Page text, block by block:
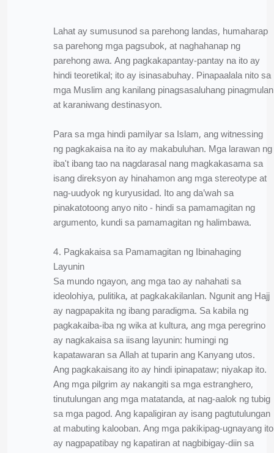
Lahat ay sumusunod sa parehong landas, humaharap
sa parehong mga pagsubok, at naghahanap ng
parehong awa. Ang pagkakapantay-pantay na ito ay
hindi teoretikal; ito ay isinasabuhay. Pinapaalala nito sa
mga Muslim ang kanilang pinagsasaluhang pinagmulan
at karaniwang destinasyon.
Para sa mga hindi pamilyar sa Islam, ang witnessing
ng pagkakaisa na ito ay makabuluhan. Mga larawan ng
iba't ibang tao na nagdarasal nang magkakasama sa
isang direksyon ay hinahamon ang mga stereotype at
nag-uudyok ng kuryusidad. Ito ang da’wah sa
pinakatotoong anyo nito - hindi sa pamamagitan ng
argumento, kundi sa pamamagitan ng halimbawa.
4. Pagkakaisa sa Pamamagitan ng Ibinahaging
Layunin
Sa mundo ngayon, ang mga tao ay nahahati sa
ideolohiya, pulitika, at pagkakakilanlan. Ngunit ang Hajj
ay nagpapakita ng ibang paradigma. Sa kabila ng
pagkakaiba-iba ng wika at kultura, ang mga peregrino
ay nagkakaisa sa iisang layunin: humingi ng
kapatawaran sa Allah at tuparin ang Kanyang utos.
Ang pagkakaisang ito ay hindi ipinapataw; niyakap ito.
Ang mga pilgrim ay nakangiti sa mga estranghero,
tinutulungan ang mga matatanda, at nag-aalok ng tubig
sa mga pagod. Ang kapaligiran ay isang pagtutulungan
at mabuting kalooban. Ang mga pakikipag-ugnayang ito
ay nagpapatibay ng kapatiran at nagbibigay-diin sa